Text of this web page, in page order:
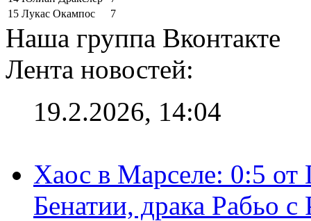
15 Лукас Окампос 7
Наша группа Вконтакте
Лента новостей:
19.2.2026, 14:04
Хаос в Марселе: 0:5
Бенатии, драка Рабьо с